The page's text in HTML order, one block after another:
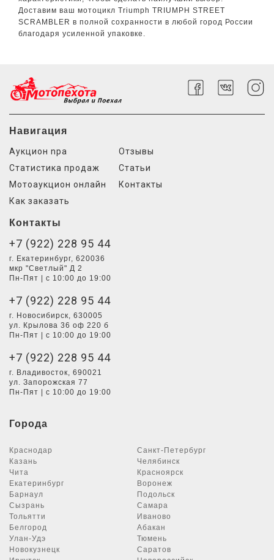
Доставим ваш мотоцикл Triumph TRIUMPH STREET
SCRAMBLER в полной сохранности в любой город России
благодаря усиленной упаковке.
Навигация
Аукцион npa
Статистика продаж
Мотоаукцион онлайн
Как заказать
Отзывы
Статьи
Контакты
Контакты
+7 (922) 228 95 44
г. Екатеринбург, 620036
мкр "Светлый" Д 2
Пн-Пят | с 10:00 до 19:00
+7 (922) 228 95 44
г. Новосибирск, 630005
ул. Крылова 36 оф 220 б
Пн-Пят | с 10:00 до 19:00
+7 (922) 228 95 44
г. Владивосток, 690021
ул. Запорожская 77
Пн-Пят | с 10:00 до 19:00
Города
Краснодар
Санкт-Петербург
Казань
Челябинск
Чита
Красноярск
Екатеринбург
Воронеж
Барнаул
Подольск
Сызрань
Самара
Тольятти
Иваново
Белгород
Абакан
Улан-Удэ
Тюмень
Новокузнецк
Саратов